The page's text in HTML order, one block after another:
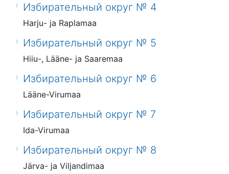
Избирательный округ № 4
Harju- ja Raplamaa
Избирательный округ № 5
Hiiu-, Lääne- ja Saaremaa
Избирательный округ № 6
Lääne-Virumaa
Избирательный округ № 7
Ida-Virumaa
Избирательный округ № 8
Järva- ja Viljandimaa